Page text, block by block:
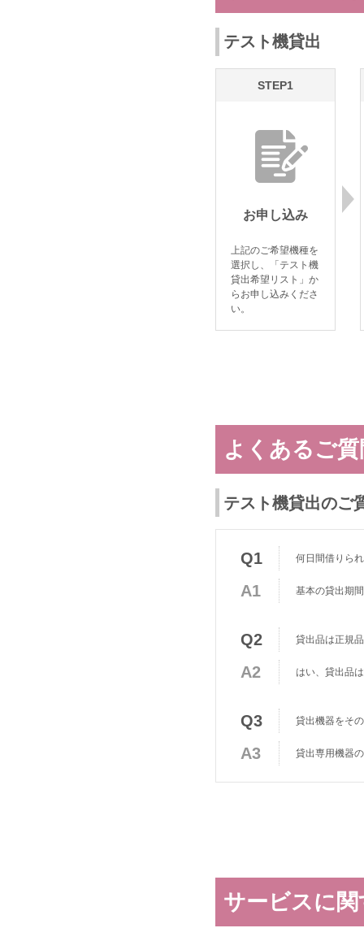
テスト機貸出
STEP1
お申し込み
上記のご希望機種を
選択し、「テスト機
貸出希望リスト」か
らお申し込みくださ
い。
よくあるご質
テスト機貸出のご
Q1 何日間借りら
A1 基本の貸出期
Q2 貸出品は正規
A2 はい、貸出品
Q3 貸出機器をそ
A3 貸出専用機器
サービスに